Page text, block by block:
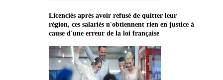
Licenciés après avoir refusé de quitter leur
région, ces salariés n'obtiennent rien en justice à
cause d'une erreur de la loi française